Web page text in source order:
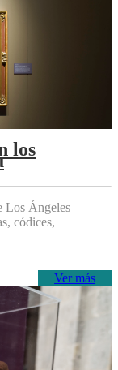
los
Los Ángeles
códices,
Ver más